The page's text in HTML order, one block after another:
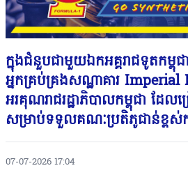
ក្នុងជំនួបជាមួយឯកអគ្គរាជទូតកម្ពុ
អ្នកគ្រប់គ្រងសណ្ឋាគារ
អរគុណរាជរដ្ឋាភិបាលកម្ពុជា ដែល
សម្រាប់ទទួលគណៈប្រតិភូជាន់ខ្ពស់ក
07-07-2026 17:04